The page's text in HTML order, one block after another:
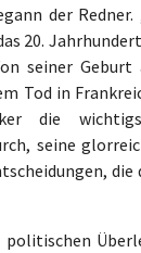
der
20.
seiner
Tod in
die
seine
die